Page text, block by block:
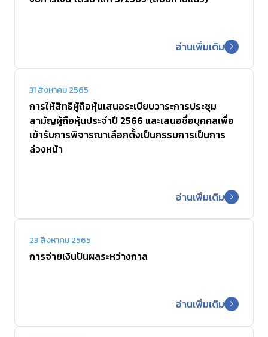
อ่านเพิ่มเติม
31 สิงหาคม 2565
การให้สิทธิผู้ถือหุ้นเสนอระเบียบวาระการประชุม
สามัญผู้ถือหุ้นประจำปี 2566 และเสนอชื่อบุคคลเพื่อ
เข้ารับการพิจารณาเลือกตั้งเป็นกรรมการเป็นการ
ล่วงหน้า
อ่านเพิ่มเติม
23 สิงหาคม 2565
การจ่ายเงินปันผลระหว่างกาล
อ่านเพิ่มเติม